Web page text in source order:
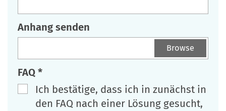
Anhang senden
Browse
FAQ *
Ich bestätige, dass ich in zunächst in
den FAQ nach einer Lösung gesucht,